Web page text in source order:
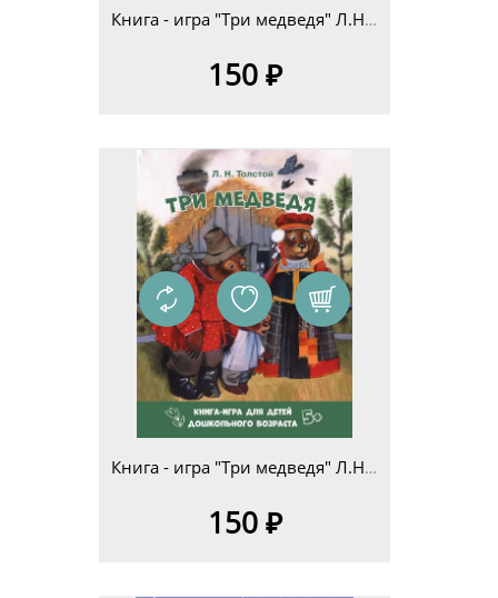
Книга - игра "Три медведя" Л.Н.Толстой для детей младшего школьного возраста 7+
150 ₽
Книга - игра "Три медведя" Л.Н.Толстой для детей дошкольного возраста 5+
150 ₽